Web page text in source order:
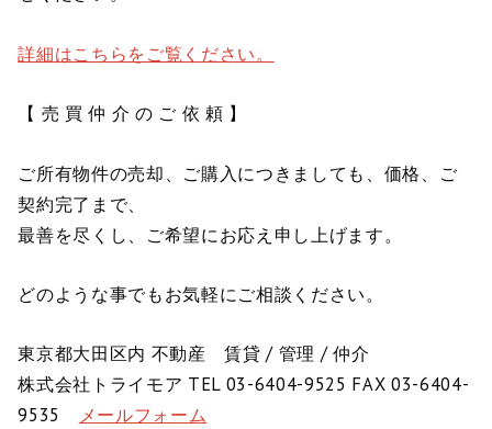
詳細はこちらをご覧ください。
【 売 買 仲 介 の ご 依 頼 】
ご所有物件の売却、ご購入につきましても、価格、ご
契約完了まで、
最善を尽くし、ご希望にお応え申し上げます。
どのような事でもお気軽にご相談ください。
東京都大田区内 不動産 賃貸 / 管理 / 仲介
株式会社トライモア TEL 03-6404-9525 FAX 03-6404-
9535
メールフォーム